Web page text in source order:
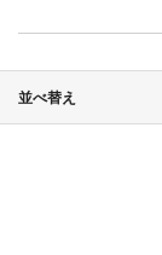
並べ替え